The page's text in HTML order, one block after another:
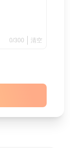
0/300 清空